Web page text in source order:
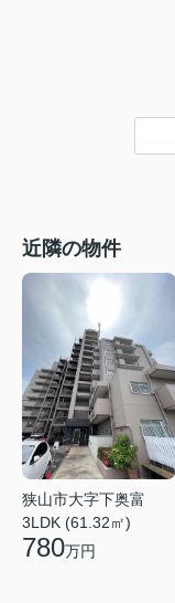
近隣の物件
狭山市大字下奥富
3LDK (61.32㎡)
780万円